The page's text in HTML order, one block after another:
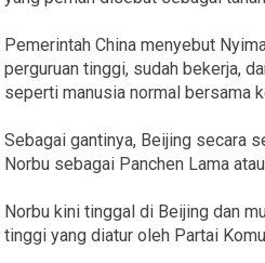
Pemerintah China menyebut
perguruan tinggi, sudah bekerja,
seperti manusia normal bersama
Sebagai gantinya, Beijing secara
Norbu sebagai Panchen Lama
Norbu kini tinggal di Beijing dan
tinggi yang diatur oleh Partai